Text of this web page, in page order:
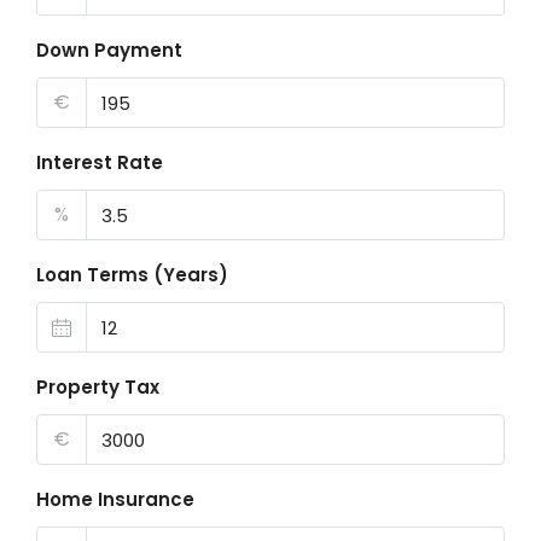
Down Payment
€
Interest Rate
%
Loan Terms (Years)
Property Tax
€
Home Insurance